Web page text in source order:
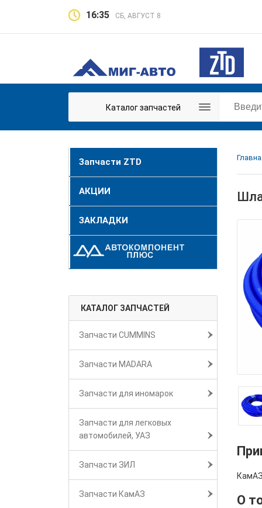
16:35 СБ, АВГУСТ 8
Каталог запчастей
Запчасти ZTD
АКЦИИ
ЗАКЛАДКИ
КАТАЛОГ ЗАПЧАСТЕЙ
Запчасти CUMMINS
Запчасти MADARA
Запчасти для иномарок
Запчасти для легковых
автомобилей, УАЗ
Запчасти ЗИЛ
Запчасти КамАЗ О